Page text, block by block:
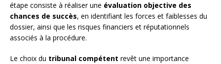
étape consiste à réaliser une évaluation objective des
chances de succès, en identifiant les forces et faiblesses du
dossier, ainsi que les risques financiers et réputationnels
associés à la procédure.
Le choix du tribunal compétent revêt une importance